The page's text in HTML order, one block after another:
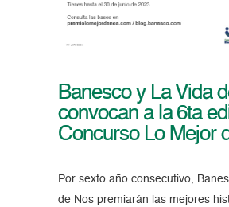
Banesco y La Vida
convocan a la 6ta
Concurso Lo Mejor
Por sexto año consecutivo,
de Nos premiarán las mejores